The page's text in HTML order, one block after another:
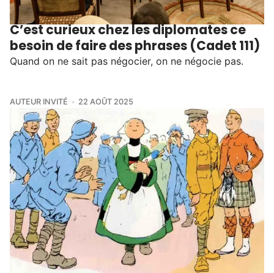
C’est curieux chez les diplomates ce
besoin de faire des phrases (Cadet 111)
Quand on ne sait pas négocier, on ne négocie pas.
AUTEUR INVITÉ 22 AOÛT 2025